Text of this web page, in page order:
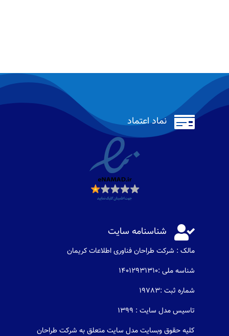
 نماد اعتماد
 شناسنامه سایت
مالک : شرکت طراحان فناوری اطلاعات كريمان
شناسه ملی :14012931310
شماره ثبت :19783
تاسیس مدل سایت : 1399
کلیه حقوق وبسایت مدل سایت متعلق به شرکت طراحان